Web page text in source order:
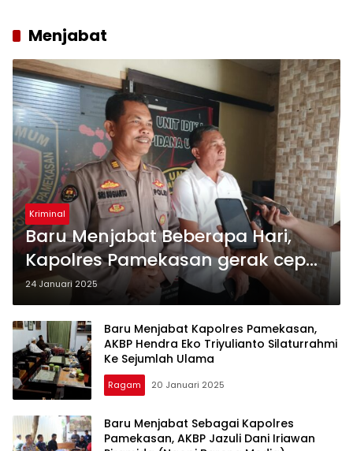
Menjabat
Kriminal
Baru Menjabat Beberapa Hari,
Kapolres Pamekasan gerak cepat
Ungkap 2 Kasus Curanmor
24 Januari 2025
Baru Menjabat Kapolres Pamekasan,
AKBP Hendra Eko Triyulianto Silaturrahmi
Ke Sejumlah Ulama
Ragam 20 Januari 2025
Baru Menjabat Sebagai Kapolres
Pamekasan, AKBP Jazuli Dani Iriawan